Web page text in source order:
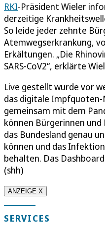
RKI-Präsident Wieler
derzeitige
So leide jeder zehnte
Atemwegserkrankung,
Erkältungen. „Die
SARS-CoV2“, erklärte
Live gestellt wurde vor
das digitale
gemeinsam mit dem
können Bürgerinnen
das Bundesland genau
können und das
behalten. Das
(shh)
ANZEIGE X
SERVICES